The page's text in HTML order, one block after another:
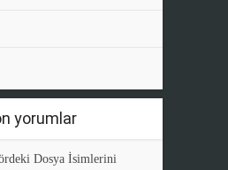
yorumlar
Dosya İsimlerini